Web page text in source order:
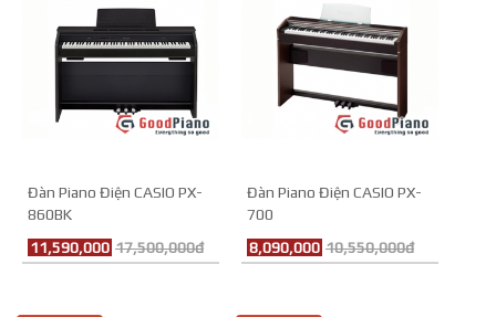
Đàn Piano Điện CASIO PX-
860BK
11,590,000 17,500,000đ
Đàn Piano Điện CASIO PX-
700
8,090,000 10,550,000đ